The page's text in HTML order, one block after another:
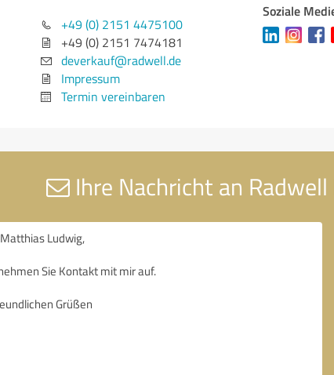
+49 (0) 2151 4475100
+49 (0) 2151 7474181
deverkauf@radwell.de
Impressum
Termin vereinbaren
Soziale
Ihre Nachricht an